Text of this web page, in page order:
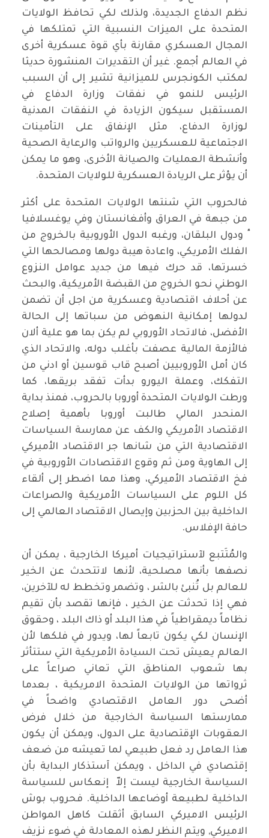
نظم الدفاع الجديدة، ولذلك لكي تحافظ الولايات
المتحدة على الميزات النسبية التي تمتلكها في
المجال العسكري مقارنة بأي قوة عسكرية أخرى
في العالم أجمع. غير أن التقديرات المنشورة حديثا
لمكتب الكونجرس للميزانية تشير إلى أن السبب
الرئيس للنمو في نفقات وزارة الدفاع في
المستقبل سيكون الزيادة في النفقات المدنية
لوزارة الدفاع، مثل الإنفاق على التأمينات
الاجتماعية للعسكريين والرواتب والرعاية الصحية
وأنشطة العمليات والصيانة الأخرى، وهو ما يمكن
أن يؤثر على الريادة العسكرية للولايات المتحدة.
فالحروب التي شنتها الولايات المتحدة على أكثر
من جبهة في العراق وأفغانستان وفي يوغسلافيا
ٕ ودول البلقان، ورغبه الدول الأوروبية بالخروج من
الفلك الأمريكي، واعادة هيبة دولها ومصالحها التي
خسرتها، قد حرك فيها من جديد عوامل النزوع
الوطني نحو الخروج من القبضة الأمريكية، والبحث
عن أحلاف اقتصادية وعسكرية من اجل أن تضمن
لدولها إمكانية النهوض من سباتها إلى الحالة
الأفضل، فالاتحاد الأوروبي لم يكن بما هو علية ألان
فالأزمة المالية عصفت بأغلب دوله، والاتحاد الذي
كان أمل الأوروبيين أصبح قاب قوسين أو ادني من
التفكك، وعملة اليورو بدأت تفقد بريقها، كما
ورطت الولايات المتحدة أوروبا بالحروب، فمنذ بداية
المنحدر المالي طالبت أوروبا بأهمية إصلاح
الاقتصاد الأمريكي والكف عن ممارسة السياسات
الاقتصادية التي من شانها جر الاقتصاد الأميركي
إلى الهاوية ومن ثم وقوع الاقتصادات الأوروبية في
فخ الاقتصاد الأميركي، وهذا مما اضطر إلى ألقاء
كل اللوم على السياسات الأمريكية والصراعات
الداخلية بين الحزبين وإيصال الاقتصاد العالمي إلى
حافة الإفلاس.
والمُتَتبع لآستراتيجيات أميركا الخارجية ، يمكن أن
نصفها بأنها مصلحية، لأنها لاتتحدث عن الخير
للعالم بل تُنبئ بالشر ، وتضمر وتخطط له للآخرين،
فهي إذا تحدثت عن الخير ، فإنها تقصد بأن تقيم
نظاماً ديمقراطياً في هذا البلد أو ذاك البلد ، وحقوق
الإنسان لكي يكون تابعاً لها، ويدور في فلكها لأن
العالم يعيش تحت السيادة الأمريكية التي ستتأثر
بها شعوب المناطق التي تعاني صراعاً على
ثرواتها من الولايات المتحدة الامريكية ، بعدما
أضحى دور العامل الاقتصادي واضحاً في
ممارستها السياسة الخارجية من خلال فرض
العقوبات الإقتصادية على الدول، ويمكن أن يكون
هذا العامل رد فعل طبيعي لما تعيشه من ضعف
إقتصادي في الداخل ، ويمكن آستذكار البداية بأن
السياسة الخارجية ليست إلاّ إنعكاس للسياسة
الداخلية لطبيعة أوضاعها الداخلية. فحروب بوش
الرئيس الاميركي السابق أثقلت كاهل المواطن
الاميركي, ويتم النظر لهذه المعادلة في ضوء نزيف